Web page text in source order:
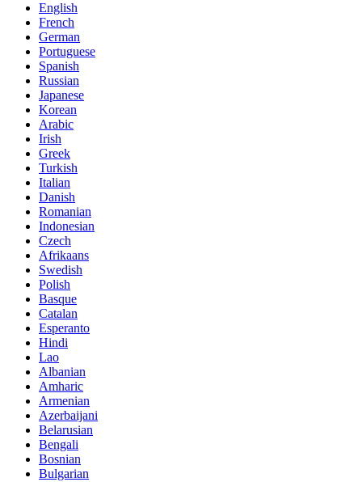
English
French
German
Portuguese
Spanish
Russian
Japanese
Korean
Arabic
Irish
Greek
Turkish
Italian
Danish
Romanian
Indonesian
Czech
Afrikaans
Swedish
Polish
Basque
Catalan
Esperanto
Hindi
Lao
Albanian
Amharic
Armenian
Azerbaijani
Belarusian
Bengali
Bosnian
Bulgarian